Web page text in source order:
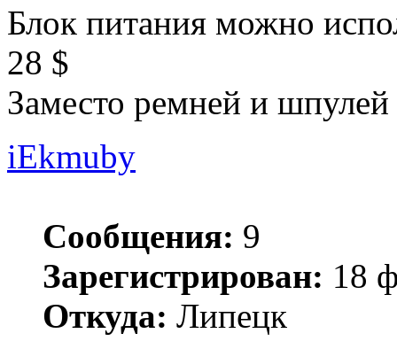
Блок питания можно
28 $
Заместо ремней и
iEkmuby
Сообщения: 9
Зарегистрирован: 18
Откуда: Липецк